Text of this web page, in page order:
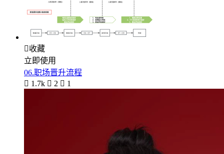
收藏
立即使用
06.职场晋升流程
 1.7k  2  1